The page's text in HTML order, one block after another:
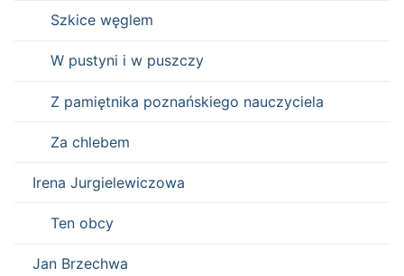
Szkice węglem
W pustyni i w puszczy
Z pamiętnika poznańskiego nauczyciela
Za chlebem
Irena Jurgielewiczowa
Ten obcy
Jan Brzechwa